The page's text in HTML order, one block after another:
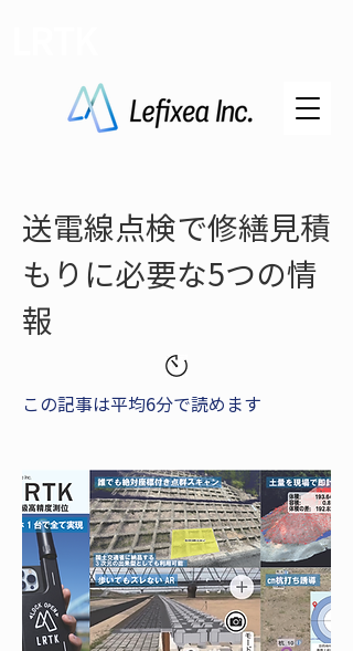
送電線点検で修繕見積
もりに必要な5つの情
報
この記事は平均6分で読めます